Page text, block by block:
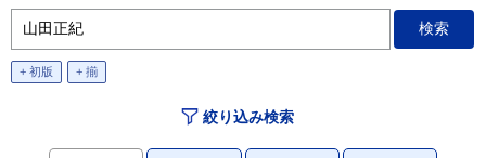
+ 初版 + 揃
絞り込み検索